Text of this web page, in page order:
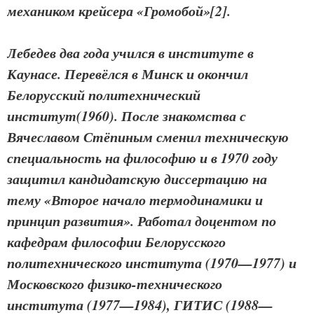
механиком крейсера «Громобой»[2].
Лебедев два года учился в институте в
Каунасе. Перевёлся в Минск и окончил
Белорусский политехнический
институт(1960). После знакомства с
Вячеславом Стёпиным сменил техническую
специальность на философию и в 1970 году
защитил кандидатскую диссертацию на
тему «Второе начало термодинамики и
принцип развития». Работал доцентом по
кафедрам философии Белорусского
политехнического института (1970—1977) и
Московского физико-технического
института (1977—1984), ГИТИС (1988—